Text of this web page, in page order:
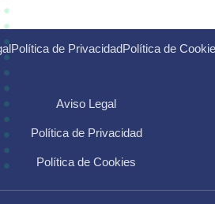
Política de PrivacidadPolítica de
Aviso Legal
Política de Privacidad
Política de Cookies